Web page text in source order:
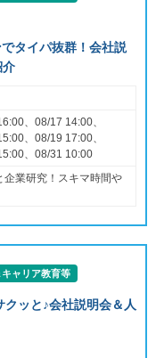
タイパ抜群！会社説
介
、08/17 14:00、
、08/19 17:00、
、08/31 10:00
企業研究！スキマ時間や
ャリア教育等
クッと♪会社説明会＆人